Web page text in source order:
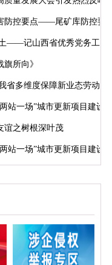
防控要点——尾矿库防控要点
——记山西省优秀党务工作...
所向》
省多维度保障新业态劳动者...
站一场”城市更新项目建设
谊之树根深叶茂
站一场”城市更新项目建设